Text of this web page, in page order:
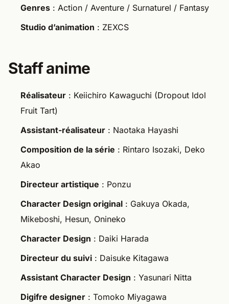
Genres : Action / Aventure / Surnaturel / Fantasy
Studio d’animation : ZEXCS
Staff anime
Réalisateur : Keiichiro Kawaguchi (Dropout Idol
Fruit Tart)
Assistant-réalisateur : Naotaka Hayashi
Composition de la série : Rintaro Isozaki, Deko
Akao
Directeur artistique : Ponzu
Character Design original : Gakuya Okada,
Mikeboshi, Hesun, Onineko
Character Design : Daiki Harada
Directeur du suivi : Daisuke Kitagawa
Assistant Character Design : Yasunari Nitta
Digifre designer : Tomoko Miyagawa